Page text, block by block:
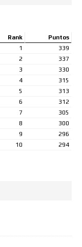
Rank
Puntos
1
339
2
337
3
330
4
315
5
313
6
312
7
305
8
300
9
296
10 294